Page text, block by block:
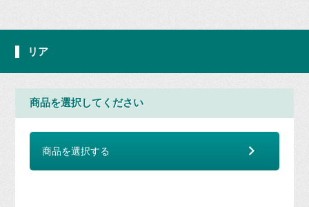
リア
商品を選択してください
商品を選択する